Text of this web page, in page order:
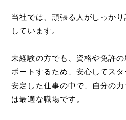
当社では、頑張る人がしっか
しています。
未経験の方でも、資格や免許
ポートするため、安心してスタ
安定した仕事の中で、
自分の
は最適な職場です。